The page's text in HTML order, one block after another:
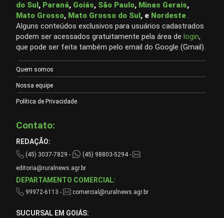
do Sul, Paraná, Goiás, São Paulo, Minas Gerais,
Mato Grosso, Mato Grosso do Sul, e Nordeste .
Alguns conteúdos exclusivos para usuários cadastrados
podem ser acessados gratuitamente pela área de login,
que pode ser feita também pelo email do Google (Gmail).
Quem somos
Nossa equipe
Política de Privacidade
Contato:
REDAÇÃO:
(45) 3037-7829 -
(45) 98803-5294 -
editoria@ruralnews.agr.br
DEPARTAMENTO COMERCIAL:
99972-6113 - comercial@ruralnews.agr.br
SUCURSAL EM GOIÁS: